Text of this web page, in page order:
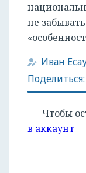
не
Иван
Поделиться:
Чтобы
в аккаунт